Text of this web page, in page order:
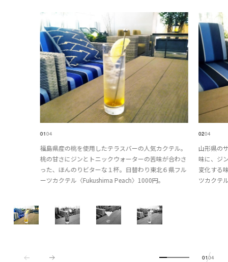
0104
福島県産の桃を使用したテラスバーの人気カクテル。
桃の甘さにジンとトニックウォーターの苦味が合わさ
った、ほんのりビターな１杯。日替わり東北６県フル
ーツカクテル〈Fukushima Peach〉1000円。
0204
山形県の
味に、ジ
変化する
ツカクテ
0104